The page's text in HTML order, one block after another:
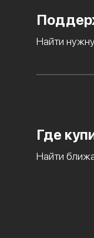
Найти
Где
Найти